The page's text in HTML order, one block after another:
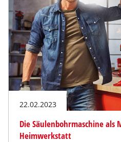
22.02.2023
Die Säulenbohrmaschine als
Heimwerkstatt